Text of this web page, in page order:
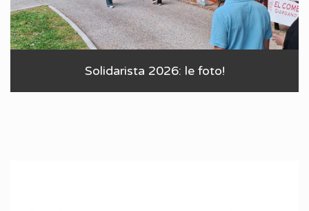
Solidarista 2026: le foto!